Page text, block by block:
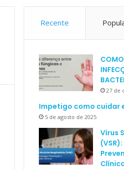
Recente
COMO
27 de
Impetigo como cuidar
5 de agosto de 2025
Vírus